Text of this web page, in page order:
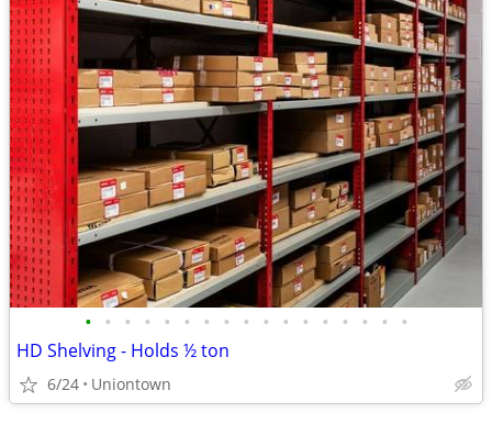
• • • • • • • • • • • • • • • • •
HD Shelving - Holds ½ ton
6/24 Uniontown